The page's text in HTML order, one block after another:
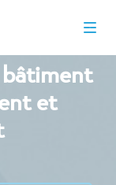
et